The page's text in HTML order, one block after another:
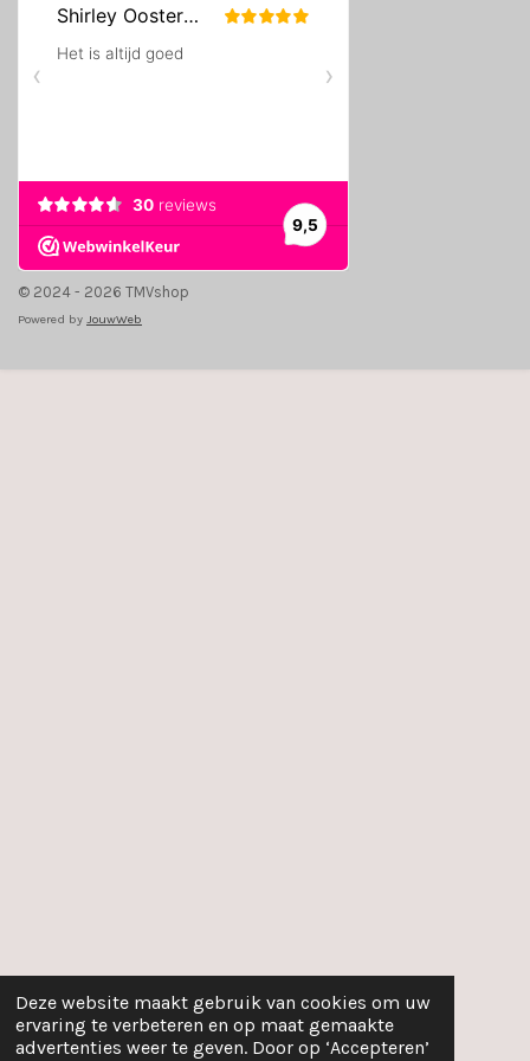
Deze website maakt gebruik van cookies om uw
ervaring te verbeteren en op maat gemaakte
advertenties weer te geven. Door op ‘Accepteren’
© 2024 - 2026 TMVshop
Powered by JouwWeb